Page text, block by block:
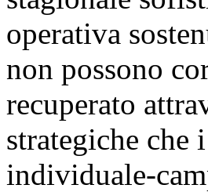
operativa
non possono
recuperato
strategiche
individuale-